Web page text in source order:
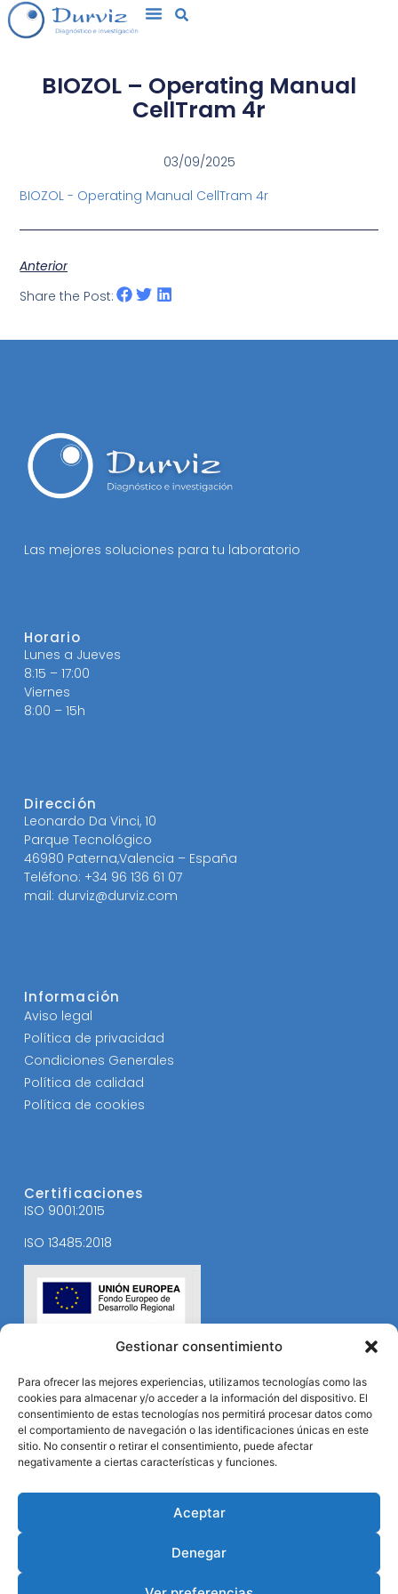
Gestionar consentimiento
Para ofrecer las mejores experiencias, utilizamos tecnologías como las
cookies para almacenar y/o acceder a la información del dispositivo. El
consentimiento de estas tecnologías nos permitirá procesar datos como
el comportamiento de navegación o las identificaciones únicas en este
sitio. No consentir o retirar el consentimiento, puede afectar
negativamente a ciertas características y funciones.
Aceptar
Denegar
BIOZOL – Operating Manual
CellTram 4r
03/09/2025
BIOZOL - Operating Manual CellTram 4r
Anterior
Share the Post:
Las mejores soluciones para tu laboratorio
Horario
Lunes a Jueves
8:15 – 17:00
Viernes
8:00 – 15h
Dirección
Leonardo Da Vinci, 10
Parque Tecnológico
46980 Paterna,Valencia – España
Teléfono: +34 96 136 61 07
mail: durviz@durviz.com
Información
Aviso legal
Política de privacidad
Condiciones Generales
Política de calidad
Política de cookies
Certificaciones
ISO 9001:2015
ISO 13485:2018